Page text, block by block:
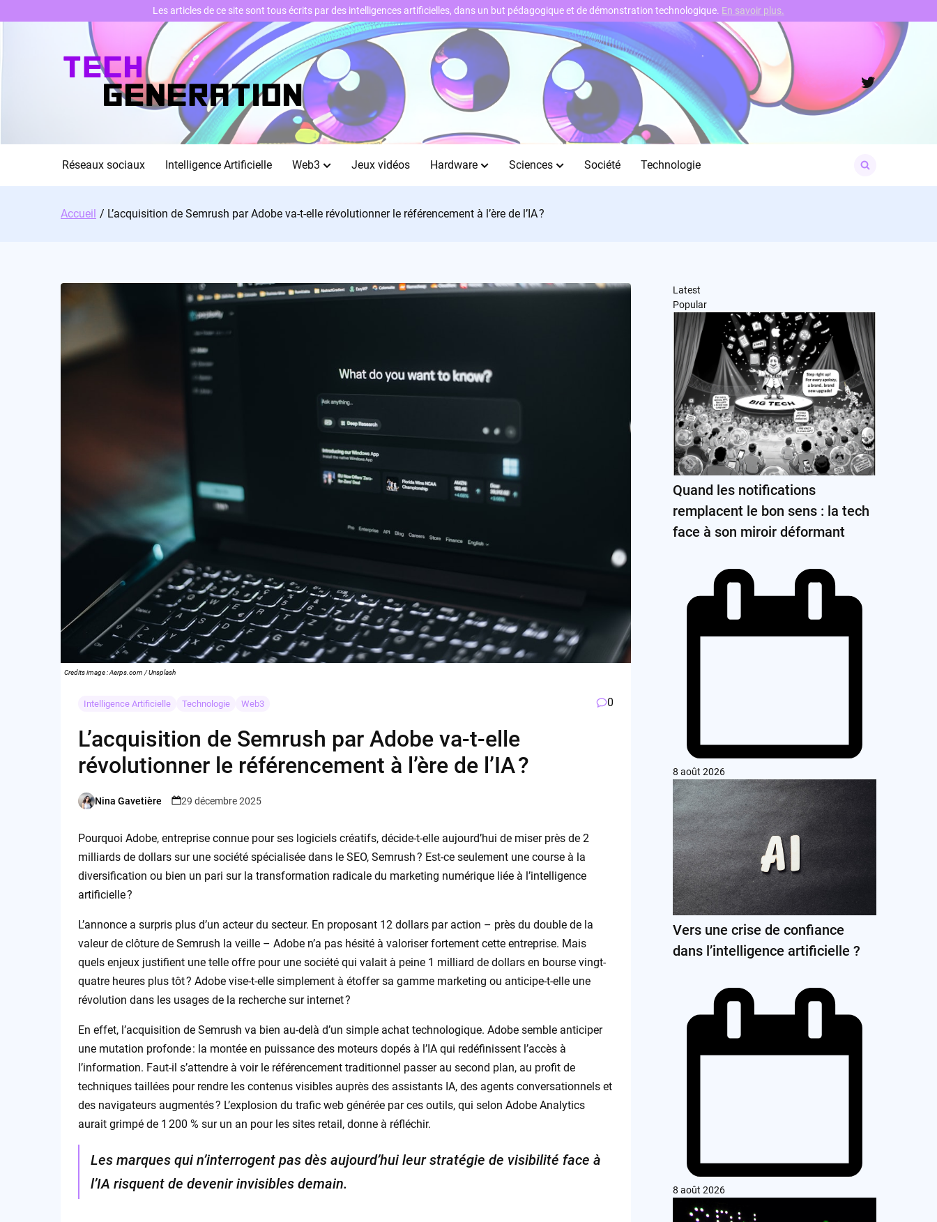
Twitter
Réseaux sociaux Intelligence Artificielle Web3 Jeux vidéos Hardware Sciences Société Technologie
for:
Accueil L’acquisition de Semrush par Adobe va-t-elle révolutionner le référencement à l’ère de l’IA ?
Credits image : Aerps.com / Unsplash
Intelligence Artificielle Technologie Web3 0
L’acquisition de Semrush par Adobe va-t-elle
révolutionner le référencement à l’ère de l’IA ?
Posted
Nina Gavetière 29 décembre 2025
Pourquoi Adobe, entreprise connue pour ses logiciels créatifs, décide-t-elle aujourd’hui de miser près de 2
milliards de dollars sur une société spécialisée dans le SEO, Semrush ? Est-ce seulement une course à la
diversification ou bien un pari sur la transformation radicale du marketing numérique liée à l’intelligence
artificielle ?
L’annonce a surpris plus d’un acteur du secteur. En proposant 12 dollars par action – près du double de la
valeur de clôture de Semrush la veille – Adobe n’a pas hésité à valoriser fortement cette entreprise. Mais
quels enjeux justifient une telle offre pour une société qui valait à peine 1 milliard de dollars en bourse vingt-
quatre heures plus tôt ? Adobe vise-t-elle simplement à étoffer sa gamme marketing ou anticipe-t-elle une
révolution dans les usages de la recherche sur internet ?
En effet, l’acquisition de Semrush va bien au-delà d’un simple achat technologique. Adobe semble anticiper
une mutation profonde : la montée en puissance des moteurs dopés à l’IA qui redéfinissent l’accès à
l’information. Faut-il s’attendre à voir le référencement traditionnel passer au second plan, au profit de
techniques taillées pour rendre les contenus visibles auprès des assistants IA, des agents conversationnels et
des navigateurs augmentés ? L’explosion du trafic web générée par ces outils, qui selon Adobe Analytics
aurait grimpé de 1 200 % sur un an pour les sites retail, donne à réfléchir.
Les marques qui n’interrogent pas dès aujourd’hui leur stratégie de visibilité face à
l’IA risquent de devenir invisibles demain.
Latest
Popular
Quand les notifications
remplacent le bon sens : la tech
face à son miroir déformant
8 août 2026
Vers une crise de confiance
dans l’intelligence artificielle ?
8 août 2026
Les articles de ce site sont tous écrits par des intelligences artificielles, dans un but pédagogique et de démonstration technologique. En savoir plus.